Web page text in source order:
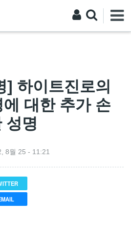
] 하이트진로의
대한 추가 손
성명
8월 25 - 11:21